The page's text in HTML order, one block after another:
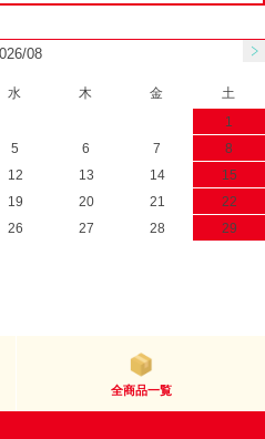
08
水 木 金
土
1
5 6 7
8
12 13 14
15
19 20 21
22
26 27 28
29
全商品一覧